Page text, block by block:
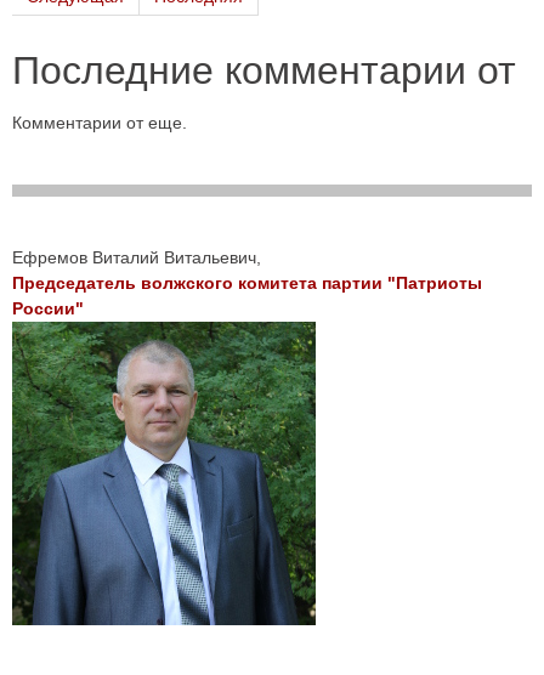
Последние комментарии от
Комментарии от еще.
Ефремов Виталий Витальевич,
Председатель волжского комитета партии "Патриоты
России"